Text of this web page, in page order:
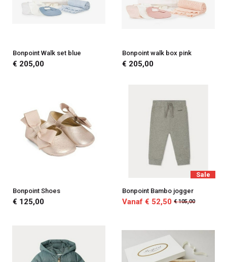
Bonpoint Walk set blue
€ 205,00
Bonpoint walk box pink
€ 205,00
Bonpoint Shoes
€ 125,00
Sale
Bonpoint Bambo jogger
Vanaf € 52,50 € 105,00